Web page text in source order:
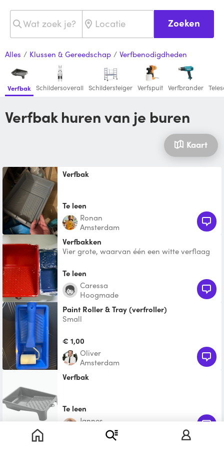
Zoeken
Alles / Klussen & Gereedschap / Verfbenodigdheden
Verfbak Schildersoverall Schildersteiger Verfspuit Verfbrander
Verfbak huren van je buren
Kaart
Verfbak
Te leen
Ronan
Amsterdam
Verfbakken
Vier grote, waarvan één een witte verflaag
gekregen. En één k
Te leen
Caressa
Hoogmade
Paint Roller & Tray (verfroller)
Small
€ 1,00
Oliver
Amsterdam
Verfbak
Te leen
Jannes
Amsterdam